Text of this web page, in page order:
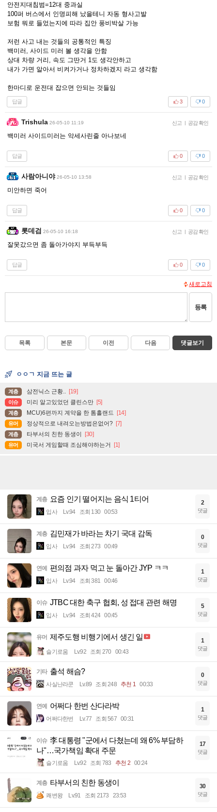
안전지대침범=12대 중과실
100퍼 버스에서 인명피해 났을테니 자동 형사고발
보험 뭐로 들었는지에 따라 집안 풍비박살 가능
저런 사고 내는 것들의 공통적인 특징
백미러, 사이드 미러 볼 생각을 안함
상대 차량 거리, 속도 그딴거 1도 생각안하고
내가 가면 알아서 비켜가거나 정차하겠지 라고 생각함
한마디로 운전대 잡으면 안되는 것들임
답글 0
3
Trishula 26-05-10 11:19 신고 | 공감 확인
백미러 사이드미러는 악세사린줄 아나보네
답글 0
0
사람아니야 26-05-10 13:58 신고 | 공감 확인
미안하면 죽어
답글 0
0
롯데검 26-05-10 16:18 신고 | 공감 확인
잘못갔으면 좀 돌아가야지 부득부득
답글 0
0
새로고침
등록
목록 본문 이전 다음 댓글보기
ㅇㅇㄱ 지금 뜨는 글
계층 삼전닉스 근황.. [19]
이슈 미리 알고있었던 클린스만 [5]
계층 MCU)6편까지 계약을 한 톰홀랜드 [14]
유머 정상적으로 내려오는방법은없어? [7]
계층 타부서의 친한 동생이 [30]
유머 미국서 게임할때 조심해야하는거 [1]
계층 요즘 인기 떨어지는 음식 1티어
입사 Lv.94 조회 130 00:53
2
댓글
계층 김민재가 바라는 차기 국대 감독
입사 Lv.94 조회 273 00:49
0
댓글
연예 편의점 과자 먹고 눈 돌아간 JYP ㅋㅋ
입사 Lv.94 조회 381 00:46
1
댓글
이슈 JTBC 대한 축구 협회, 성 접대 관련 해명
입사 Lv.94 조회 424 00:45
5
댓글
유머 제주도행 비행기에서 생긴 일
슬기로움 Lv.92 조회 270 00:43
1
댓글
기타 출석 해슴?
사실난라쿤 Lv.89 조회 248 추천 1 00:33
0
댓글
연예 어쩌다 한번 산다라박
어쩌다한번 Lv.77 조회 567 00:31
1
댓글
이슈 李 대통령 "군에서 다쳤는데 왜 6% 부담하
나"…국가책임 확대 주문
슬기로움 Lv.92 조회 783 추천 2 00:24
17
댓글
계층 타부서의 친한 동생이
쾌변왕 Lv.91 조회 2173 23:53
30
댓글